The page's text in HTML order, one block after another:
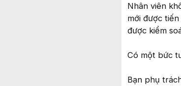
Nhân viên
mới được
được kiểm
Có một bức
Bạn phụ